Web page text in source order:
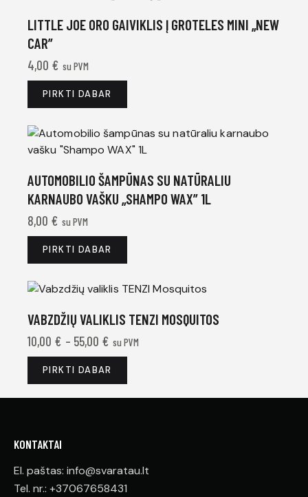
LITTLE JOE ORO GAIVIKLIS Į GROTELES MINI „NEW
CAR”
4,00 € su PVM
PIRKTI DABAR
AUTOMOBILIO ŠAMPŪNAS SU NATŪRALIU
KARNAUBO VAŠKU „SHAMPO WAX” 1L
8,00 € su PVM
PIRKTI DABAR
VABZDŽIŲ VALIKLIS TENZI MOSQUITOS
10,00 € – 55,00 € su PVM
PIRKTI DABAR
KONTAKTAI
El. paštas: info@svaratau.lt
Tel. nr.: +37067658431